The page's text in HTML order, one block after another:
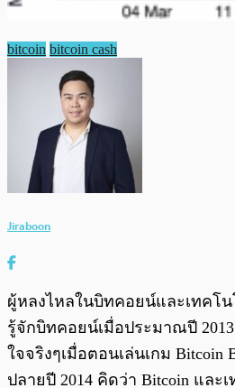
bitcoin bitcoin cash
Jiraboon
ผู้หลงไหลในบิทคอยน์และเทคโน
รู้จักบิทคอยน์เมื่อประมาณปี
ใจจริงๆเมื่อตอนเล่นเกม Bitcoin
ปลายปี 2014 คิดว่า Bitcoin และ